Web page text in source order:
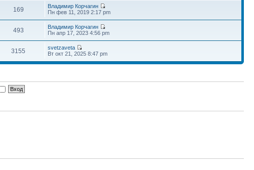
169
Владимир Корчагин
Пн фев 11, 2019 2:17 pm
493
Владимир Корчагин
Пн апр 17, 2023 4:56 pm
3155
svetzaveta
Вт окт 21, 2025 8:47 pm